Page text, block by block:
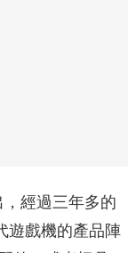
經過三年多的
遊戲機的產品陣